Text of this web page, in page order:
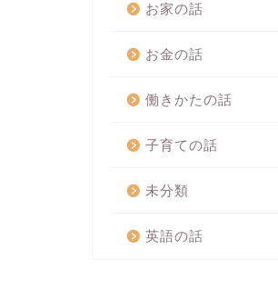
お家の話
お金の話
働きかたの話
子育ての話
未分類
英語の話